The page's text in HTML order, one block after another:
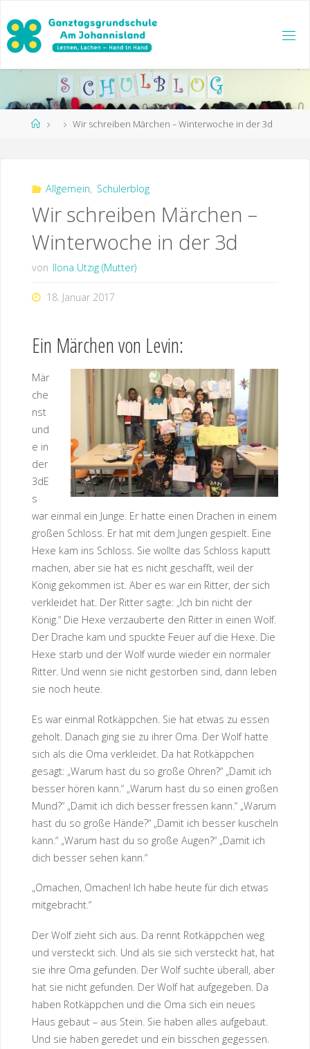
Inhalt
springen
Start Wir schreiben Märchen – Winterwoche in der 3d
Allgemein, Schülerblog
Wir schreiben Märchen –
Winterwoche in der 3d
von Ilona Utzig (Mutter)
18. Januar 2017
Ein Märchen von Levin:
Mär
che
nst
und
e in
der
3dE
s
war einmal ein Junge. Er hatte einen Drachen in einem
großen Schloss. Er hat mit dem Jungen gespielt. Eine
Hexe kam ins Schloss. Sie wollte das Schloss kaputt
machen, aber sie hat es nicht geschafft, weil der
König gekommen ist. Aber es war ein Ritter, der sich
verkleidet hat. Der Ritter sagte: „Ich bin nicht der
König.“ Die Hexe verzauberte den Ritter in einen Wolf.
Der Drache kam und spuckte Feuer auf die Hexe. Die
Hexe starb und der Wolf wurde wieder ein normaler
Ritter. Und wenn sie nicht gestorben sind, dann leben
sie noch heute.
Es war einmal Rotkäppchen. Sie hat etwas zu essen
geholt. Danach ging sie zu ihrer Oma. Der Wolf hatte
sich als die Oma verkleidet. Da hat Rotkäppchen
gesagt: „Warum hast du so große Ohren?“ „Damit ich
besser hören kann.“ „Warum hast du so einen großen
Mund?“ „Damit ich dich besser fressen kann.“ „Warum
hast du so große Hände?“ „Damit ich besser kuscheln
kann.“ „Warum hast du so große Augen?“ „Damit ich
dich besser sehen kann.“
„Omachen, Omachen! Ich habe heute für dich etwas
mitgebracht.“
Der Wolf zieht sich aus. Da rennt Rotkäppchen weg
und versteckt sich. Und als sie sich versteckt hat, hat
sie ihre Oma gefunden. Der Wolf suchte überall, aber
hat sie nicht gefunden. Der Wolf hat aufgegeben. Da
haben Rotkäppchen und die Oma sich ein neues
Haus gebaut – aus Stein. Sie haben alles aufgebaut.
Und sie haben geredet und ein bisschen gegessen.